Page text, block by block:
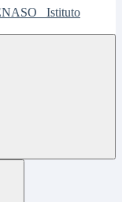
Istituto